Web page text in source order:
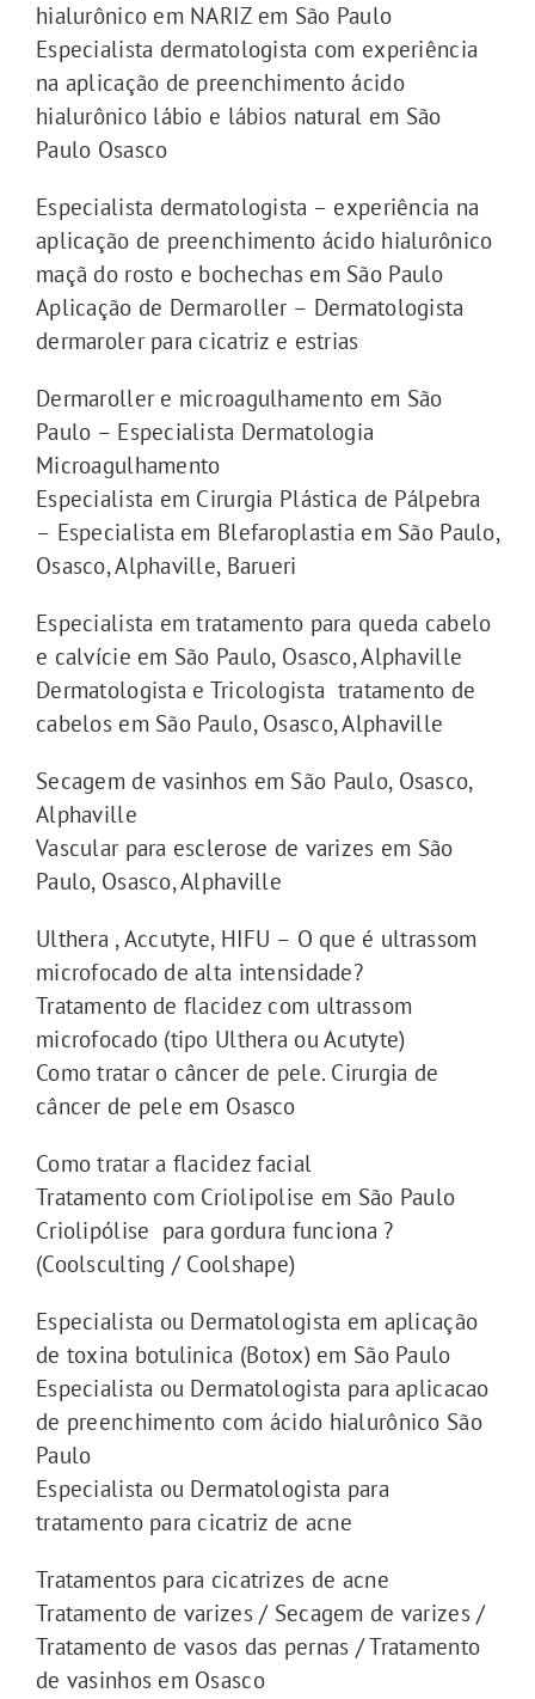
hialurônico em NARIZ em São Paulo
Especialista dermatologista com experiência
na aplicação de preenchimento ácido
hialurônico lábio e lábios natural em São
Paulo Osasco
Especialista dermatologista – experiência na
aplicação de preenchimento ácido hialurônico
maçã do rosto e bochechas em São Paulo
Aplicação de Dermaroller – Dermatologista
dermaroler para cicatriz e estrias
Dermaroller e microagulhamento em São
Paulo – Especialista Dermatologia
Microagulhamento
Especialista em Cirurgia Plástica de Pálpebra
– Especialista em Blefaroplastia em São Paulo,
Osasco, Alphaville, Barueri
Especialista em tratamento para queda cabelo
e calvície em São Paulo, Osasco, Alphaville
Dermatologista e Tricologista tratamento de
cabelos em São Paulo, Osasco, Alphaville
Secagem de vasinhos em São Paulo, Osasco,
Alphaville
Vascular para esclerose de varizes em São
Paulo, Osasco, Alphaville
Ulthera , Accutyte, HIFU – O que é ultrassom
microfocado de alta intensidade?
Tratamento de flacidez com ultrassom
microfocado (tipo Ulthera ou Acutyte)
Como tratar o câncer de pele. Cirurgia de
câncer de pele em Osasco
Como tratar a flacidez facial
Tratamento com Criolipolise em São Paulo
Criolipólise para gordura funciona ?
(Coolsculting / Coolshape)
Especialista ou Dermatologista em aplicação
de toxina botulinica (Botox) em São Paulo
Especialista ou Dermatologista para aplicacao
de preenchimento com ácido hialurônico São
Paulo
Especialista ou Dermatologista para
tratamento para cicatriz de acne
Tratamentos para cicatrizes de acne
Tratamento de varizes / Secagem de varizes /
Tratamento de vasos das pernas / Tratamento
de vasinhos em Osasco